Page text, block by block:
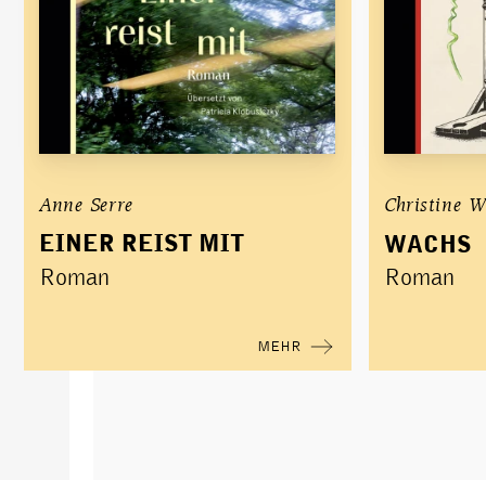
Anne Serre
EINER REIST MIT
Roman
MEHR
Christine
WACHS
Roman